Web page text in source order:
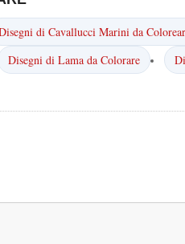
di Cavallucci Marini da
Disegni di Lama da Colorare